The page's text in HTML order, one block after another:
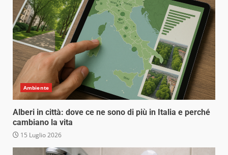
Ambiente
Alberi in città: dove ce ne sono di più in Italia e perché
cambiano la vita
15 Luglio 2026